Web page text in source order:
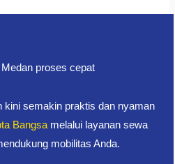
proses cepat
kini semakin praktis dan nyaman
Bangsa melalui layanan sewa
mobilitas Anda.